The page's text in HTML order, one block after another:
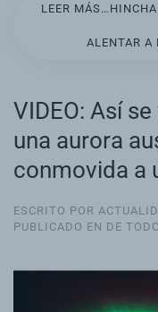
LEER
ALENTAR A
VIDEO: Así
una aurora
conmovida a
ESCRITO POR
PUBLICADO EN DE